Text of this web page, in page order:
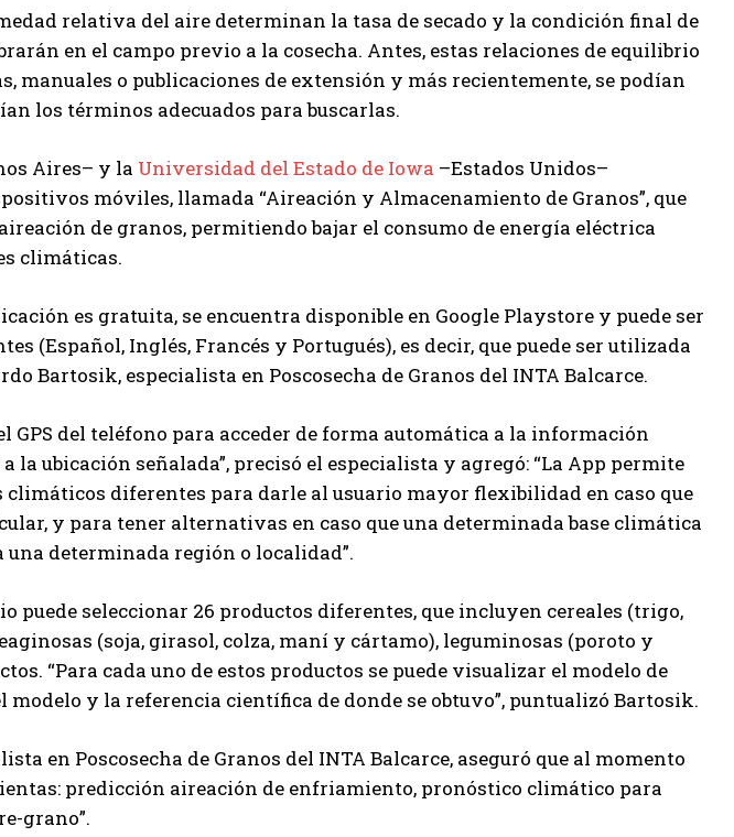
.
relativa del aire determinan la tasa de secado y la condición final de
en el campo previo a la cosecha. Antes, estas relaciones de equilibrio
manuales o publicaciones de extensión y más recientemente, se podían
los términos adecuados para buscarlas.
Aires– y la Universidad del Estado de Iowa –Estados Unidos–
móviles, llamada “Aireación y Almacenamiento de Granos”, que
de granos, permitiendo bajar el consumo de energía eléctrica
climáticas.
es gratuita, se encuentra disponible en Google Playstore y puede ser
(Español, Inglés, Francés y Portugués), es decir, que puede ser utilizada
Bartosik, especialista en Poscosecha de Granos del INTA Balcarce.
GPS del teléfono para acceder de forma automática a la información
la ubicación señalada”, precisó el especialista y agregó: “La App permite
climáticos diferentes para darle al usuario mayor flexibilidad en caso que
y para tener alternativas en caso que una determinada base climática
determinada región o localidad”.
puede seleccionar 26 productos diferentes, que incluyen cereales (trigo,
(soja, girasol, colza, maní y cártamo), leguminosas (poroto y
“Para cada uno de estos productos se puede visualizar el modelo de
y la referencia científica de donde se obtuvo”, puntualizó Bartosik.
en Poscosecha de Granos del INTA Balcarce, aseguró que al momento
predicción aireación de enfriamiento, pronóstico climático para
grano”.